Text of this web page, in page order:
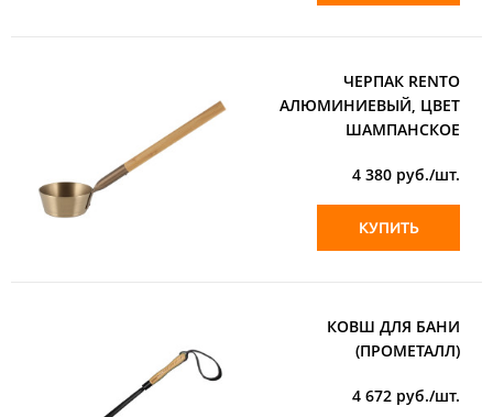
ЧЕРПАК RENTO
АЛЮМИНИЕВЫЙ, ЦВЕТ
ШАМПАНСКОЕ
4 380 руб./шт.
КУПИТЬ
КОВШ ДЛЯ БАНИ
(ПРОМЕТАЛЛ)
4 672 руб./шт.